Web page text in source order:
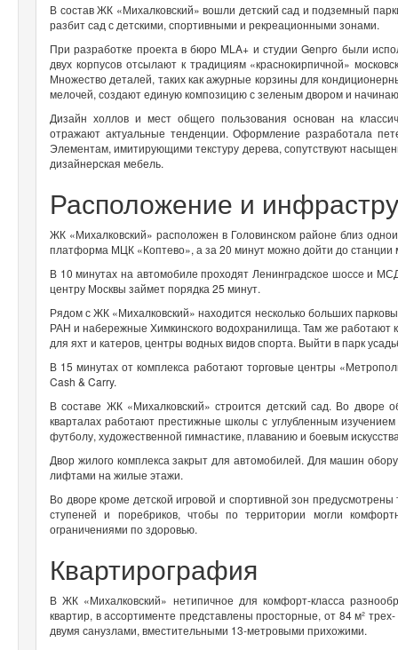
В состав ЖК «Михалковский» вошли детский сад и подземный
разбит сад с детскими, спортивными и рекреационными зонами.
При разработке проекта в бюро MLA+ и студии Genpro были
двух корпусов отсылают к традициям «краснокирпичной»
Множество деталей, таких как ажурные корзины для
мелочей, создают единую композицию с зеленым двором и
Дизайн холлов и мест общего пользования основан на
отражают актуальные тенденции. Оформление разработала
Элементам, имитирующими текстуру дерева, сопутствуют
дизайнерская мебель.
Расположение и
ЖК «Михалковский» расположен в Головинском районе близ
платформа МЦК «Коптево», а за 20 минут можно дойти до
В 10 минутах на автомобиле проходят Ленинградское шоссе и
центру Москвы займет порядка 25 минут.
Рядом с ЖК «Михалковский» находится несколько больших
РАН и набережные Химкинского водохранилища. Там же
для яхт и катеров, центры водных видов спорта. Выйти в парк
В 15 минутах от комплекса работают торговые центры
Cash & Carry.
В составе ЖК «Михалковский» строится детский сад. Во дворе
кварталах работают престижные школы с углубленным
футболу, художественной гимнастике, плаванию и боевым
Двор жилого комплекса закрыт для автомобилей. Для машин
лифтами на жилые этажи.
Во дворе кроме детской игровой и спортивной зон
ступеней и поребриков, чтобы по территории могли
ограничениями по здоровью.
Квартирография
В ЖК «Михалковский» нетипичное для комфорт-класса
квартир, в ассортименте представлены просторные, от 84 м²
двумя санузлами, вместительными 13-метровыми прихожими.